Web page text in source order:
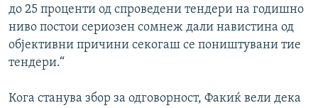
до 25 проценти од спроведени тендери на годишно
ниво постои сериозен сомнеж дали навистина од
објективни причини секогаш се поништувани тие
тендери.“
Кога станува збор за одговорност, Факиќ вели дека